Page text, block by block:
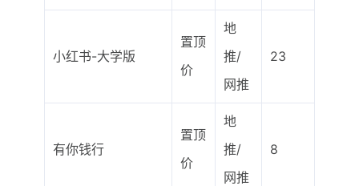
小红书-大学版
置顶
价
地
推/
网推
23
有你钱行
置顶
价
地
推/
网推
8